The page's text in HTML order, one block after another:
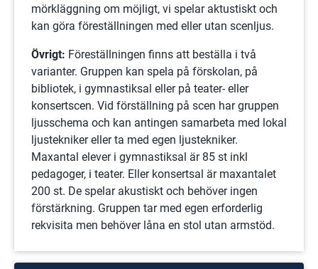
mörkläggning om möjligt, vi spelar aktustiskt och
kan göra föreställningen med eller utan scenljus.
Övrigt: Föreställningen finns att beställa i två
varianter. Gruppen kan spela på förskolan, på
bibliotek, i gymnastiksal eller på teater- eller
konsertscen. Vid förställning på scen har gruppen
ljusschema och kan antingen samarbeta med lokal
ljustekniker eller ta med egen ljustekniker.
Maxantal elever i gymnastiksal är 85 st inkl
pedagoger, i teater. Eller konsertsal är maxantalet
200 st. De spelar akustiskt och behöver ingen
förstärkning. Gruppen tar med egen erforderlig
rekvisita men behöver låna en stol utan armstöd.